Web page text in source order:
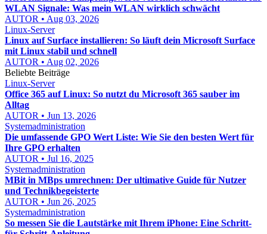
WLAN Signale: Was mein WLAN wirklich schwächt
AUTOR • Aug 03, 2026
Linux-Server
Linux auf Surface installieren: So läuft dein Microsoft Surface
mit Linux stabil und schnell
AUTOR • Aug 02, 2026
Beliebte Beiträge
Linux-Server
Office 365 auf Linux: So nutzt du Microsoft 365 sauber im
Alltag
AUTOR • Jun 13, 2026
Systemadministration
Die umfassende GPO Wert Liste: Wie Sie den besten Wert für
Ihre GPO erhalten
AUTOR • Jul 16, 2025
Systemadministration
MBit in MBps umrechnen: Der ultimative Guide für Nutzer
und Technikbegeisterte
AUTOR • Jun 26, 2025
Systemadministration
So messen Sie die Lautstärke mit Ihrem iPhone: Eine Schritt-